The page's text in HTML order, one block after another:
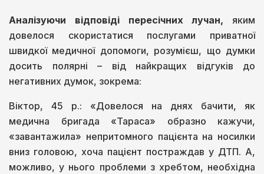
Аналізуючи відповіді пересічних лучан, яким
довелося скористатися послугами приватної
швидкої медичної допомоги, розумієш, що думки
досить полярні – від найкращих відгуків до
негативних думок, зокрема:
Віктор, 45 р.: «Довелося на днях бачити, як
медична бригада «Тараса» образно кажучи,
«завантажила» непритомного пацієнта на носилки
вниз головою, хоча пацієнт постраждав у ДТП. А,
можливо, у нього проблеми з хребтом, необхідна